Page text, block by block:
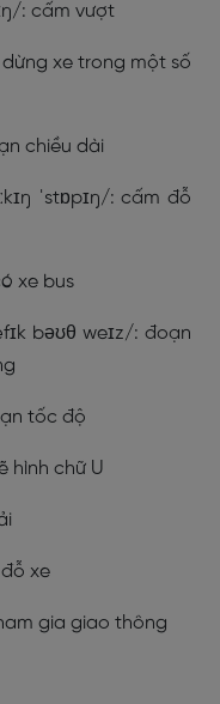
: cấm vượt
xe trong một số
chiều dài
ˈstɒpɪŋ/: cấm đỗ
xe bus
bəʊθ weɪz/: đoạn
tốc độ
hình chữ U
xe
gia giao thông